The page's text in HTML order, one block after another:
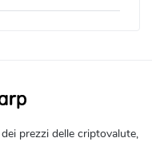
prezzi delle criptovalute,